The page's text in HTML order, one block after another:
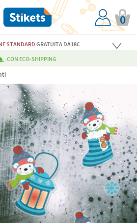
0
STANDARD GRATUITADA18€
CON ECO-SHIPPING